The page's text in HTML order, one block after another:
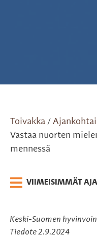
Toivakka /
Vastaa nuorten
mennessä
VIIMEISIMMÄT
Keski-Suomen
Tiedote 2.9.2024